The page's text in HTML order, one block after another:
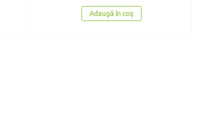
Adaugă în coș